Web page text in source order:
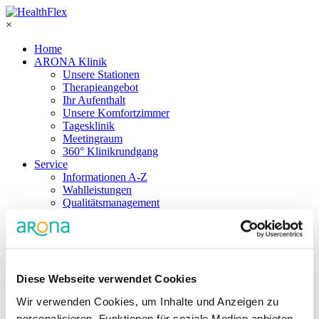
Diese Webseite verwendet Cookies
Wir verwenden Cookies, um Inhalte und Anzeigen zu
×
Home
ARONA Klinik
Unsere Stationen
Therapieangebot
Ihr Aufenthalt
Unsere Komfortzimmer
Tagesklinik
Meetingraum
360° Klinikrundgang
Service
Informationen A-Z
Wahlleistungen
Qualitätsmanagement
Medizinproduktesicherheit
Bewerbung
Kollegen kennenlernen